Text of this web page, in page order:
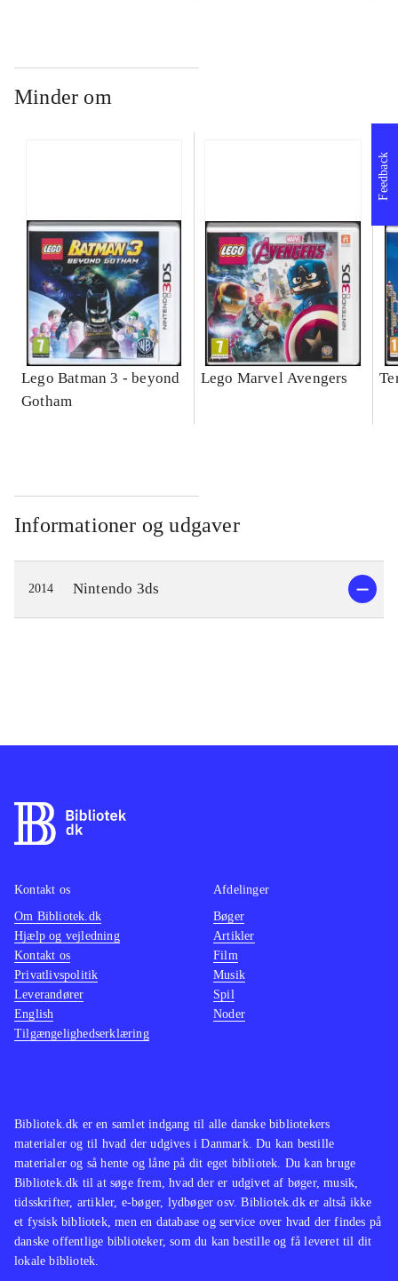
Minder om
Lego Batman 3 - beyond
Gotham
Lego Marvel Avengers
Informationer og udgaver
2014 Nintendo 3ds
Feedback
Bibliotek.dk er en samlet indgang til alle danske bibliotekers
materialer og til hvad der udgives i Danmark. Du kan bestille
materialer og så hente og låne på dit eget bibliotek. Du kan bruge
Bibliotek.dk til at søge frem, hvad der er udgivet af bøger, musik,
tidsskrifter, artikler, e-bøger, lydbøger osv. Bibliotek.dk er altså ikke
et fysisk bibliotek, men en database og service over hvad der findes på
danske offentlige biblioteker, som du kan bestille og få leveret til dit
lokale bibliotek.
Kontakt os
Om Bibliotek.dk
Hjælp og vejledning
Kontakt os
Privatlivspolitik
Leverandører
English
Tilgængelighedserklæring
Afdelinger
Bøger
Artikler
Film
Musik
Spil
Noder